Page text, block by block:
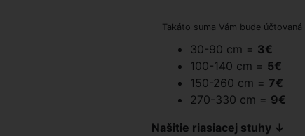
Takáto suma Vám bude
30-90 cm = 3€
100-140 cm = 5€
150-260 cm = 7€
270-330 cm = 9€
Našitie riasiacej stuhy ↓